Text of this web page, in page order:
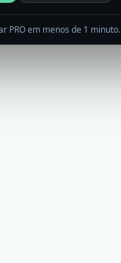
PRO em menos de 1 minuto.